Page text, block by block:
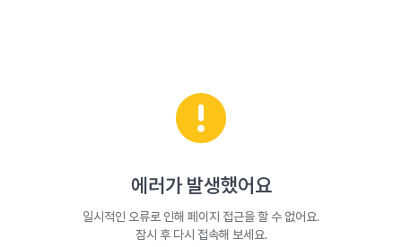
에러가 발생했어요
일시적인 오류로 인해 페이지 접근을 할 수 없어요.
잠시 후 다시 접속해 보세요.